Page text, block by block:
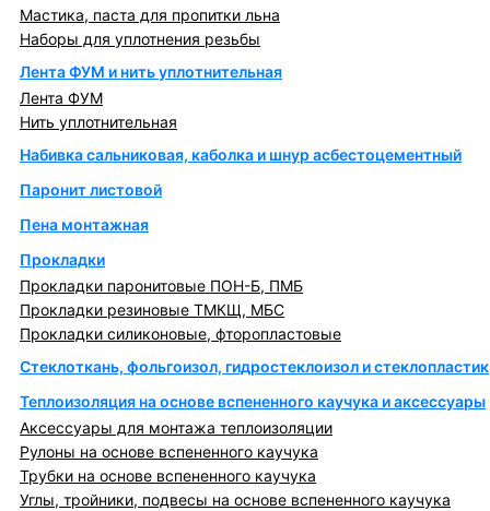
Мастика, паста для пропитки льна
Наборы для уплотнения резьбы
Лента ФУМ и нить уплотнительная
Лента ФУМ
Нить уплотнительная
Набивка сальниковая, каболка и шнур асбестоцементный
Паронит листовой
Пена монтажная
Прокладки
Прокладки паронитовые ПОН-Б, ПМБ
Прокладки резиновые ТМКЩ, МБС
Прокладки силиконовые, фторопластовые
Стеклоткань, фольгоизол, гидростеклоизол и стеклопластик
Теплоизоляция на основе вспененного каучука и аксессуары
Аксессуары для монтажа теплоизоляции
Рулоны на основе вспененного каучука
Трубки на основе вспененного каучука
Углы, тройники, подвесы на основе вспененного каучука